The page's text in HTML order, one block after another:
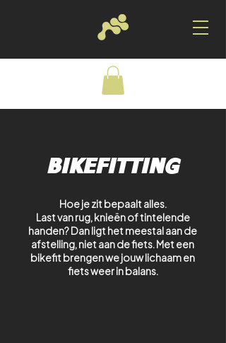
BIKEFITTING
Hoe je zit bepaalt alles.
Last van rug, knieën of tintelende
handen? Dan ligt het meestal aan de
afstelling, niet aan de fiets. Met een
bikefit brengen we jouw lichaam en
fiets weer in balans.